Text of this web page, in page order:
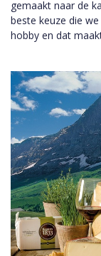
gemaakt naar de
beste keuze die
hobby en dat